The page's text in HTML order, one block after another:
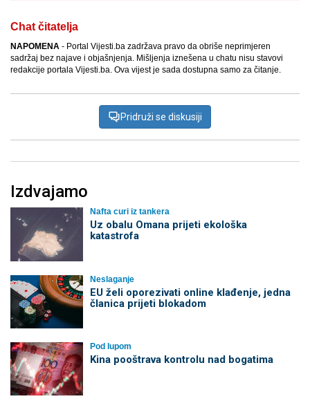
Chat čitatelja
NAPOMENA - Portal Vijesti.ba zadržava pravo da obriše neprimjeren
sadržaj bez najave i objašnjenja. Mišljenja iznešena u chatu nisu stavovi
redakcije portala Vijesti.ba. Ova vijest je sada dostupna samo za čitanje.
Pridruži se diskusiji
Izdvajamo
Nafta curi iz tankera
Uz obalu Omana prijeti ekološka
katastrofa
Neslaganje
EU želi oporezivati online klađenje, jedna
članica prijeti blokadom
Pod lupom
Kina pooštrava kontrolu nad bogatima